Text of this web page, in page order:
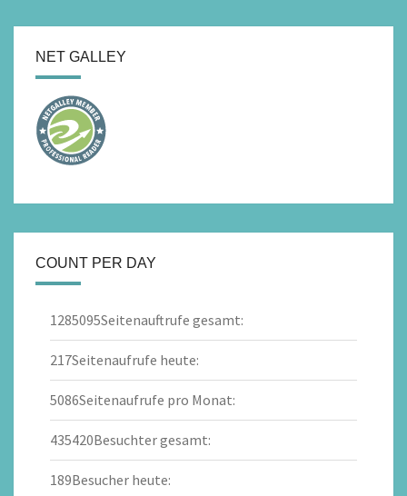
NET GALLEY
COUNT PER DAY
1285095Seitenauftrufe gesamt:
217Seitenaufrufe heute:
5086Seitenaufrufe pro Monat:
435420Besuchter gesamt:
189Besucher heute: